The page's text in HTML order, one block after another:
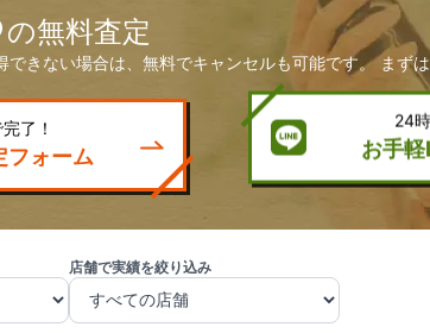
の無料査定
きない場合は、無料でキャンセルも可能です。 まず
了！
フォーム
24
お手
店舗で実績を絞り込み